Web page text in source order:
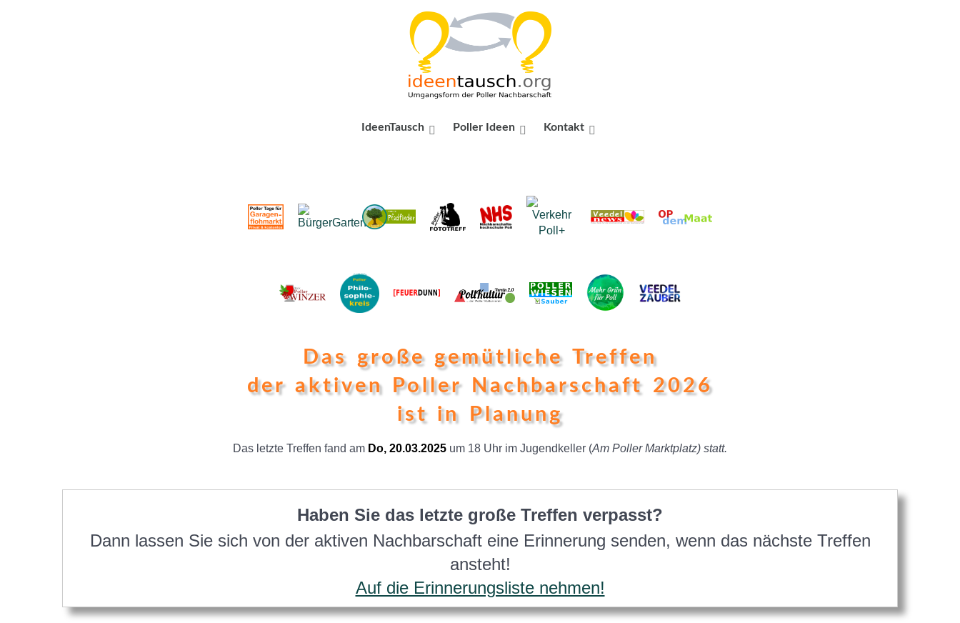
IdeenTausch Poller Ideen Kontakt
Das große gemütliche Treffen
der aktiven Poller Nachbarschaft 2026
ist in Planung
Das letzte Treffen fand am Do, 20.03.2025 um 18 Uhr im Jugendkeller (Am Poller Marktplatz) statt.
Haben Sie das letzte große Treffen verpasst?
Dann lassen Sie sich von der aktiven Nachbarschaft eine Erinnerung senden, wenn das nächste Treffen
ansteht!
Auf die Erinnerungsliste nehmen!